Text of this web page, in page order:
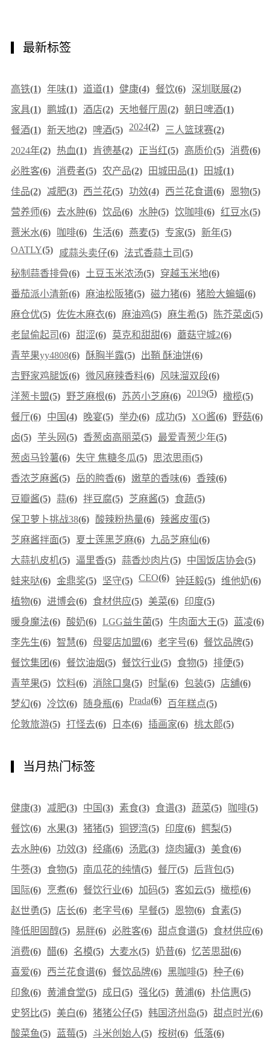
最新标签
高铁(1) 年味(1) 道道(1) 健康(4) 餐饮(6) 深圳联展(2)
家具(1) 鹏城(1) 酒店(2) 天地餐厅周 (2) 朝日啤酒(1)
餐酒(1) 新天地(2) 啤酒(5) 2024(2) 三人篮球赛(2)
2024年(2) 热血(1) 肯德基(2) 正当红(5) 高质价(5) 消费(6)
必胜客(6) 消费者(5) 农产品(2) 田城田品(1) 田城(1)
佳品(2) 减肥(3) 西兰花(5) 功效(4) 西兰花食谱(6) 恩物(5)
营养师(6) 去水肿(6) 饮品(6) 水肿(5) 饮咖啡(6) 红豆水(5)
薏米水(6) 咖啡(6) 生活(6) 燕麦(5) 专家(5) 新年(5)
OATLY(5) 咸蒜头卖仔(6) 法式香蒜土司(5)
秘制蒜香排骨(6) 土豆玉米浓汤(5) 穿越玉米地(6)
番茄派小清新(6) 麻油松阪猪(5) 磁力猪(6) 猪脸大蝙蝠(6)
麻仓优(5) 佐佐木麻衣(6) 麻油鸡(5) 麻生希(5) 陈芥菜卤(5)
老鼠偷起司(6) 甜涩(6) 莫克和甜甜(6) 蘑菇守城2(6)
青苹果yy4808(6) 酥胸半露(5) 出鞘 酥油饼(6)
吉野家鸡腿饭(6) 微风麻辣香料(6) 风味溜双段(6)
洋葱卡盟(5) 野芝麻根(6) 苏芮小芝麻(6) 2019(5) 橄榄(5)
餐厅(6) 中国(4) 晚宴(5) 举办(6) 成功(5) XO酱(6) 野菇(6)
卤(5) 芋头网(5) 香葱卤高丽菜(5) 最爱青葱少年(5)
葱卤马铃薯(6) 失守 焦糖冬瓜(5) 思浓思雨(5)
香浓芝麻酱(5) 岳的胯香(6) 嫩草的香味(6) 香辣(6)
豆瓣酱(5) 蒜(6) 拌豆腐(5) 芝麻酱(5) 食蔬(5)
保卫萝卜挑战38(6) 酸辣粉热量(6) 辣酱皮蛋(5)
芝麻酱拌面(5) 夏士莲黑芝麻(6) 九品芝麻仙(6)
大蒜扒皮机(5) 逼里香(5) 蒜香炒肉片(5) 中国饭店协会(5)
蛙来哒(6) 金鼎奖(5) 坚守(5) CEO(6) 钟廷毅(5) 维他奶(6)
植物(6) 进博会(6) 食材供应(5) 美菜(6) 印度(5)
暖身魔法(6) 酸奶(6) LGG益生菌(5) 牛肉面大王(5) 蓝凌(6)
李先生(6) 智慧(6) 母婴店加盟(6) 老字号(6) 餐饮品牌(5)
餐饮集团(6) 餐饮油烟(5) 餐饮行业(5) 食物(5) 排便(5)
青苹果(5) 饮料(6) 消除口臭(5) 时髦(6) 包装(5) 店舖(6)
梦幻(6) 冷饮(6) 随身瓶(6) Prada(6) 百年糕点(5)
伦敦旅游(5) 打怪去(6) 日本(6) 插画家(6) 桃太郎(5)
当月热门标签
健康(3) 减肥(3) 中国(3) 素食(3) 食谱(3) 蔬菜(5) 咖啡(5)
餐饮(6) 水果(3) 猪猪(5) 铜锣湾(5) 印度(6) 鳄梨(5)
去水肿(6) 功效(3) 经痛(6) 汤匙(3) 烧肉罐(3) 美食(6)
牛蒡(3) 食物(5) 南瓜花的纯情(5) 餐厅(5) 后背包(5)
国际(6) 烹煮(6) 餐饮行业(6) 加码(5) 客如云(5) 橄榄(6)
赵世勇(5) 店长(6) 老字号(6) 早餐(5) 恩物(6) 食素(5)
降低胆固醇(5) 易胖(6) 必胜客(6) 甜点食谱(5) 食材供应(6)
消费(6) 醋(6) 名模(5) 大麦水(5) 奶昔(6) 忆苦思甜(6)
喜爱(6) 西兰花食谱(6) 餐饮品牌(6) 黑咖啡(5) 种子(6)
印象(6) 黄浦食堂(5) 成日 (5) 强化(5) 黄浦(6) 朴信惠(5)
史努比(5) 美白(6) 猪猪公仔(5) 韩国济州岛(5) 甜点时光(6)
酸菜鱼(5) 蓝莓(5) 斗米创始人(5) 桉树(6) 低落(6)